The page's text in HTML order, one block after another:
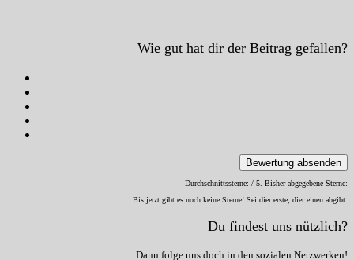
Wie gut hat dir der Beitrag gefallen?
Bewertung absenden
Durchschnittssterne: / 5. Bisher abgegebene Sterne:
Bis jetzt gibt es noch keine Sterne! Sei dier erste, dier einen abgibt.
Du findest uns nützlich?
Dann folge uns doch in den sozialen Netzwerken!